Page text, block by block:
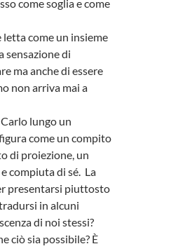
come soglia e come
come un insieme
sensazione di
ma anche di essere
non arriva mai a
lungo un
come un compito
di proiezione, un
compiuta di sé. La
presentarsi piuttosto
in alcuni
di noi stessi?
ciò sia possibile? È